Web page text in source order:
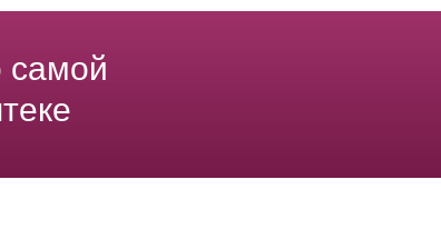
самой